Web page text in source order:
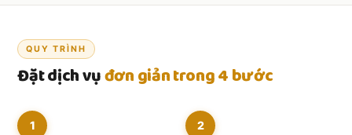
QUY TRÌNH
Đặt dịch vụđơn giản trong 4 bước
1 2